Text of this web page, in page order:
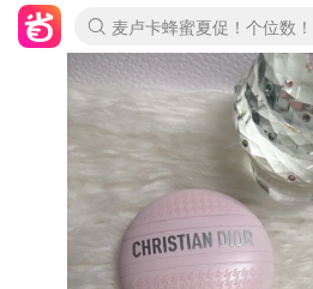
麦卢卡蜂蜜夏促！个位数！
Prada/Miu 4.8折！
啥？必胜客披萨5折！